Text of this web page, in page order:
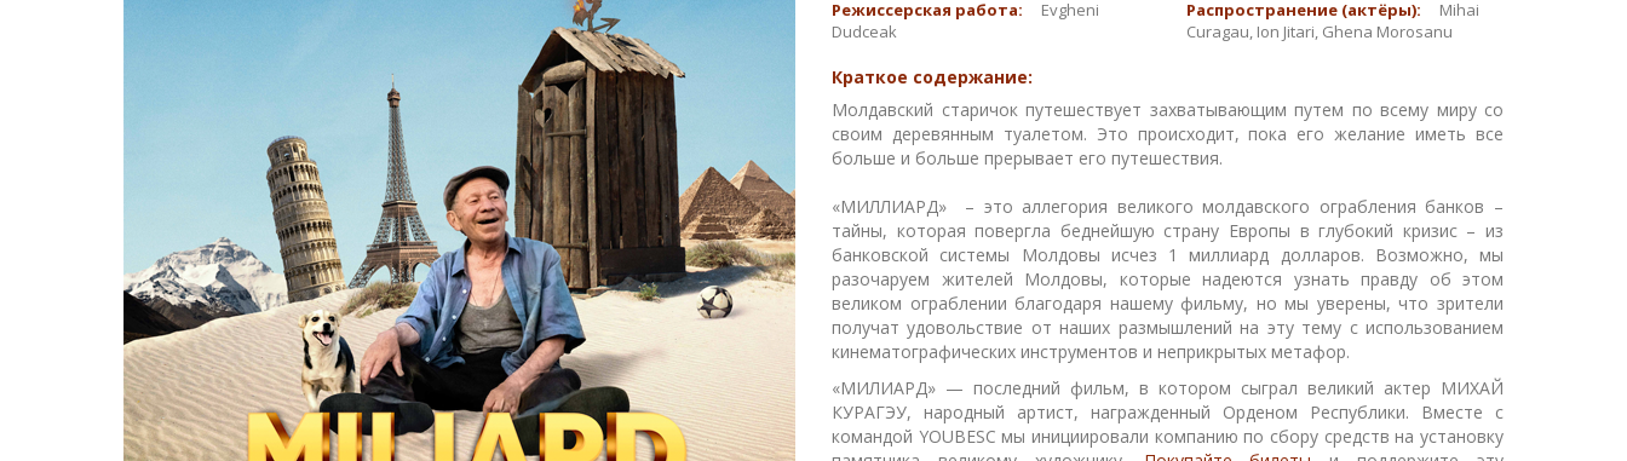
Режиссерская работа:
Evgheni
Dudceak
Распространение (актёры):
Mihai
Curagau, Ion Jitari, Ghena Morosanu
Краткое содержание:
Молдавский старичок путешествует захватывающим путем по всему миру со
своим деревянным туалетом. Это происходит, пока его желание иметь все
больше и больше прерывает его путешествия.
«МИЛЛИАРД» – это аллегория великого молдавского ограбления банков –
тайны, которая повергла беднейшую страну Европы в глубокий кризис – из
банковской системы Молдовы исчез 1 миллиард долларов. Возможно, мы
разочаруем жителей Молдовы, которые надеются узнать правду об этом
великом ограблении благодаря нашему фильму, но мы уверены, что зрители
получат удовольствие от наших размышлений на эту тему с использованием
кинематографических инструментов и неприкрытых метафор.
«МИЛИАРД» — последний фильм, в котором сыграл великий актер МИХАЙ
КУРАГЭУ, народный артист, награжденный Орденом Республики. Вместе с
командой YOUBESC мы инициировали компанию по сбору средств на установку